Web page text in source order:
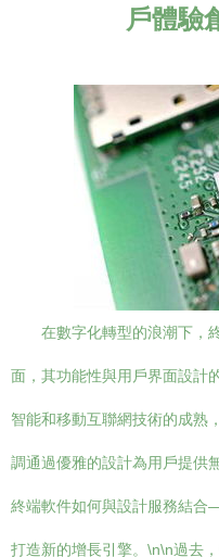
戶體驗
在數字化轉型的浪潮下，
面，其功能性與用戶界面設計
智能和移動互聯網技術的成熟
調通過優雅的設計為用戶提供
終端軟件如何與設計服務結
打造新的增長引擎。\n\n過去